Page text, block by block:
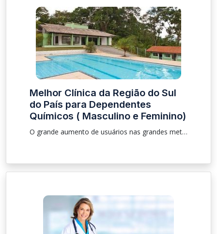
Melhor Clínica da Região do Sul
do País para Dependentes
Químicos ( Masculino e Feminino)
O grande aumento de usuários nas grandes metrópoles vem aumentando a cada dia, na cidades do Sul do País no estado do Rio Grande do Sul- Rs não é diferente por isso separamos as melhores informações sobre clínica masculina e feminina, para que as pessoas que estão procurando recuperação e ajuda aos dependentes químicos possam ter o atendimento necessário, levando o principio de avaliação de caso por caso